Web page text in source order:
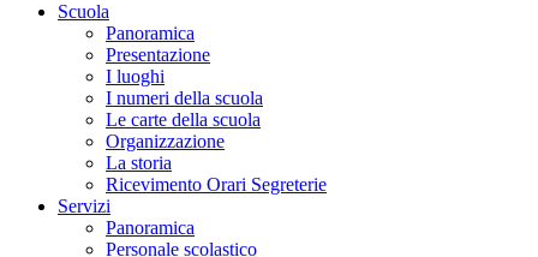
Scuola
Panoramica
Presentazione
I luoghi
I numeri della scuola
Le carte della scuola
Organizzazione
La storia
Ricevimento Orari Segreterie
Servizi
Panoramica
Personale scolastico